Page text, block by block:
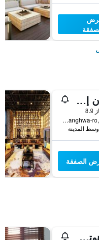
هوليداي إن إكسبرس سول هونجداي باي آيتش جي
188, Yanghwa-ro, Mapo-gu, سيول, كوريا الجنوبية
الصفقة
ذا كيوب هوتل - دار ضيافة